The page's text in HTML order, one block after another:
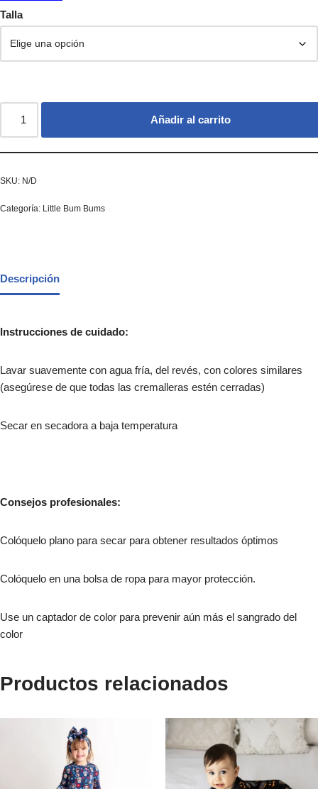
Talla
Añadir al carrito
SKU: N/D
Categoría: Little Bum Bums
Descripción
Instrucciones de cuidado:
Lavar suavemente con agua fría, del revés, con colores similares
(asegúrese de que todas las cremalleras estén cerradas)
Secar en secadora a baja temperatura
Consejos profesionales:
Colóquelo plano para secar para obtener resultados óptimos
Colóquelo en una bolsa de ropa para mayor protección.
Use un captador de color para prevenir aún más el sangrado del
color
Productos relacionados